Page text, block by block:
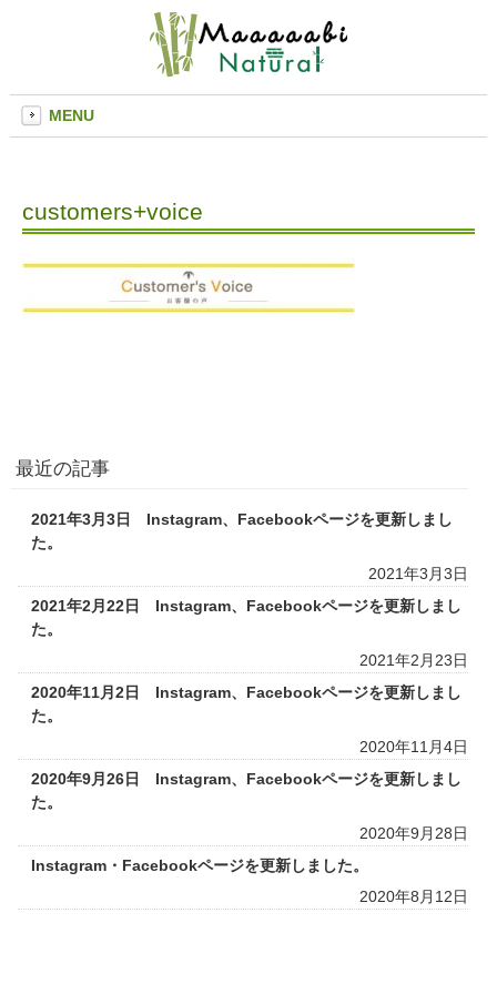
MENU
customers+voice
最近の記事
2021年3月3日 Instagram、Facebookページを更新しまし
た。
2021年3月3日
2021年2月22日 Instagram、Facebookページを更新しまし
た。
2021年2月23日
2020年11月2日 Instagram、Facebookページを更新しまし
た。
2020年11月4日
2020年9月26日 Instagram、Facebookページを更新しまし
た。
2020年9月28日
Instagram・Facebookページを更新しました。
2020年8月12日